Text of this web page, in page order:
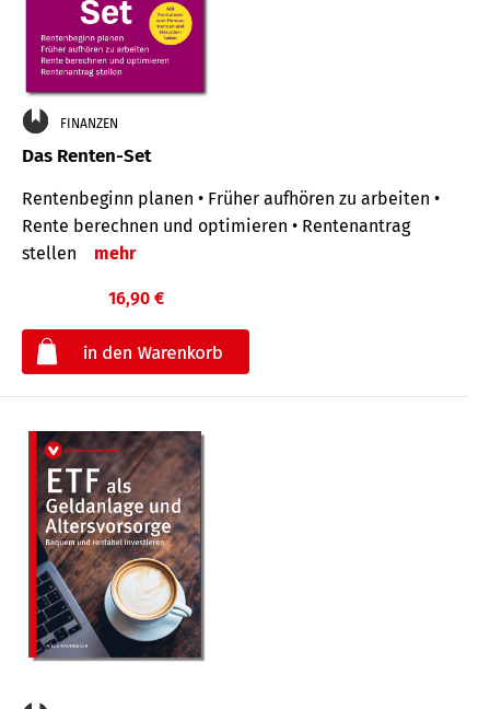
FINANZEN
Das Renten-Set
Rentenbeginn planen • Früher aufhören zu arbeiten •
Rente berechnen und optimieren • Rentenantrag
stellen
mehr
16,90 €